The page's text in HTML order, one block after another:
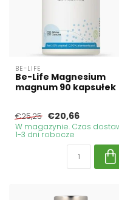
BE-LIFE
Be-Life Magnesium
magnum 90 kapsułek
€25,25 €20,66
W magazynie. Czas
1-3 dni robocze